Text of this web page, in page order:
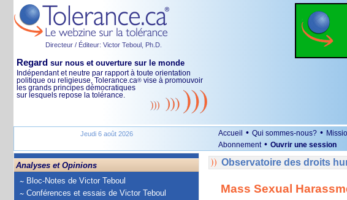
Directeur / Éditeur: Victor Teboul, Ph.D.
Regard sur nous et ouverture sur le monde
Indépendant et neutre par rapport à toute orientation
politique ou religieuse, Tolerance.ca® vise à promouvoir
les grands principes démocratiques
sur lesquels repose la tolérance.
Jeudi 6 août 2026 Accueil • Qui sommes-nous? •
Abonnement • Ouvrir une session
Analyses et Opinions
Bloc-Notes de Victor Teboul
Conférences et essais de Victor Teboul
Observatoire des droits
Mass Sexual